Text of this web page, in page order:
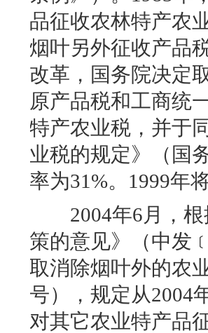
品征收农林特产农
烟叶另外征收产品
改革，国务院决定
原产品税和工商统
特产农业税，并于
业税的规定》（国
率为31%。 1999年
2004年6月，
策的意见》（中发 ﹝
取消除烟叶外的农
号），规定从2004
对其它农业特产品